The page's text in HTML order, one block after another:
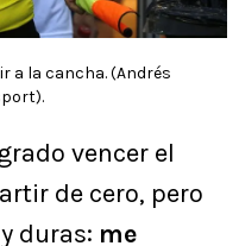
a la cancha. (Andrés
vencer el
de cero, pero
duras: me